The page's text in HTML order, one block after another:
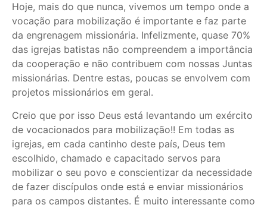
Hoje, mais do que nunca, vivemos um tempo onde a
vocação para mobilização é importante e faz parte
da engrenagem missionária. Infelizmente, quase 70%
das igrejas batistas não compreendem a importância
da cooperação e não contribuem com nossas Juntas
missionárias. Dentre estas, poucas se envolvem com
projetos missionários em geral.
Creio que por isso Deus está levantando um exército
de vocacionados para mobilização!! Em todas as
igrejas, em cada cantinho deste país, Deus tem
escolhido, chamado e capacitado servos para
mobilizar o seu povo e conscientizar da necessidade
de fazer discípulos onde está e enviar missionários
para os campos distantes. É muito interessante como